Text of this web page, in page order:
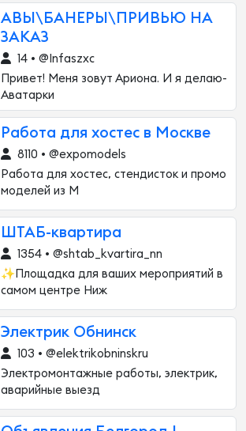
АВЫ\БАНЕРЫ\ПРИВЬЮ НА
ЗАКАЗ
14 • @Infaszxc
Привет! Меня зовут Ариона. И я делаю-
Аватарки
Работа для хостес в Москве
8110 • @expomodels
Работа для хостес, стендисток и промо
моделей из М
ШТАБ-квартира
1354 • @shtab_kvartira_nn
✨Площадка для ваших мероприятий в
самом центре Ниж
Электрик Обнинск
103 • @elektrikobninskru
Электромонтажные работы, электрик,
аварийные выезд